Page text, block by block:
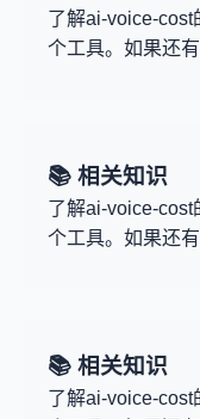
了解ai-voice-cost
个工具。如果还
📚 相关知识
了解ai-voice-cost
个工具。如果还
📚 相关知识
了解ai-voice-cost